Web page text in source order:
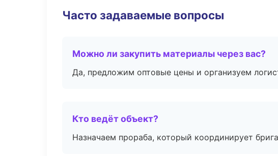
Часто задаваемые вопросы
Можно ли закупить материалы через вас?
Да, предложим оптовые цены и организуем
Кто ведёт объект?
Назначаем прораба, который координирует